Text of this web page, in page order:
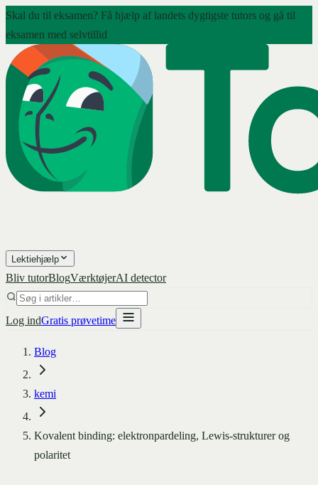
Skal du til eksamen? Få hjælp af landets dygtigste tutors og gå til
eksamen med selvtillid
Lektiehjælp
Bliv tutorBlogVærktøjerAI detector
Log indGratis prøvetime
Blog
kemi
Kovalent binding: elektronpardeling, Lewis-strukturer og
polaritet